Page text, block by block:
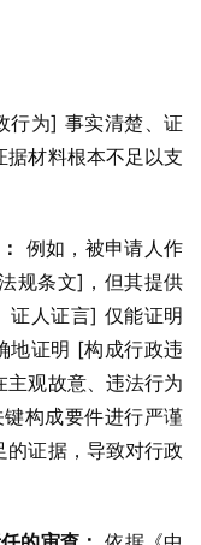
行为] 事实清楚、证
据材料根本不足以支
例如，被申请人作
规条文]，但其提供
证人证言] 仅能证明
地证明 [构成行政违
主观故意、违法行为
构成要件进行严谨
的证据，导致对行政